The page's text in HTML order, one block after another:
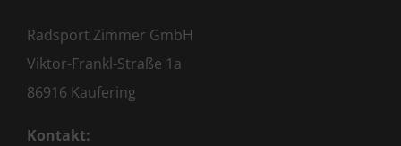
Radsport Zimmer GmbH
Viktor-Frankl-Straße 1a
86916 Kaufering
Kontakt: